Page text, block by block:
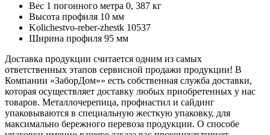
Вес 1 погонного метра 0, 387 кг
Высота профиля 10 мм
Kolichestvo-reber-zhestk 10537
Ширина профиля 95 мм
Доставка продукции считается одним из самых
ответственных этапов сервисной продажи продукции! В
Компании «ЗаборДом»» есть собственная служба доставки,
которая осуществляет доставку любых приобретенных у нас
товаров. Металлочерепица, профнастил и сайдинг
упаковываются в специальную жесткую упаковку, для
максимально бережного перевоза продукции. О способе